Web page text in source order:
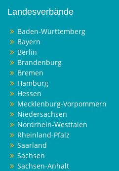
Landesverbände
Baden-Württemberg
Bayern
Berlin
Brandenburg
Bremen
Hamburg
Hessen
Mecklenburg-Vorpommern
Niedersachsen
Nordrhein-Westfalen
Rheinland-Pfalz
Saarland
Sachsen
Sachsen-Anhalt